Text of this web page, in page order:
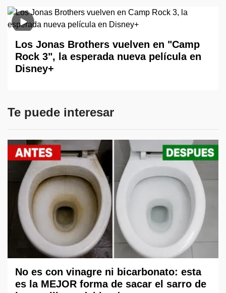
Los Jonas Brothers vuelven en "Camp
Rock 3", la esperada nueva película en
Disney+
Te puede interesar
No es con vinagre ni bicarbonato: esta
es la MEJOR forma de sacar el sarro de